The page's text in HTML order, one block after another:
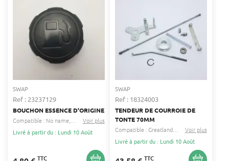
SWAP
Ref : 23237129
BOUCHON ESSENCE D'ORIGINE
Compatible : No name Bestgreen...
Voir plus
Livré à partir du : Lundi 10 Août
TTC
SWAP
Ref : 18324003
TENDEUR DE COURROIE DE
TONTE 70MM
Compatible :
Greatland Racing...
Voir plus
Livré à partir du : Lundi 10 Août
TTC